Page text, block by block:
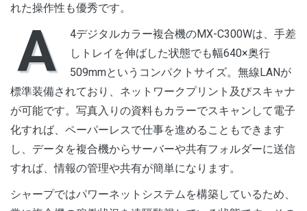
れた操作性も優秀です。
A
4デジタルカラー複合機のMX-C300Wは、手差
しトレイを伸ばした状態でも幅640×奥行
509mmというコンパクトサイズ。無線LANが
標準装備されており、ネットワークプリント及びスキャナ
が可能です。写真入りの資料もカラーでスキャンして電子
化すれば、ペーパーレスで仕事を進めることもできます
し、データを複合機からサーバーや共有フォルダーに送信
すれば、情報の管理や共有が簡単になります。
シャープではパワーネットシステムを構築しているため、